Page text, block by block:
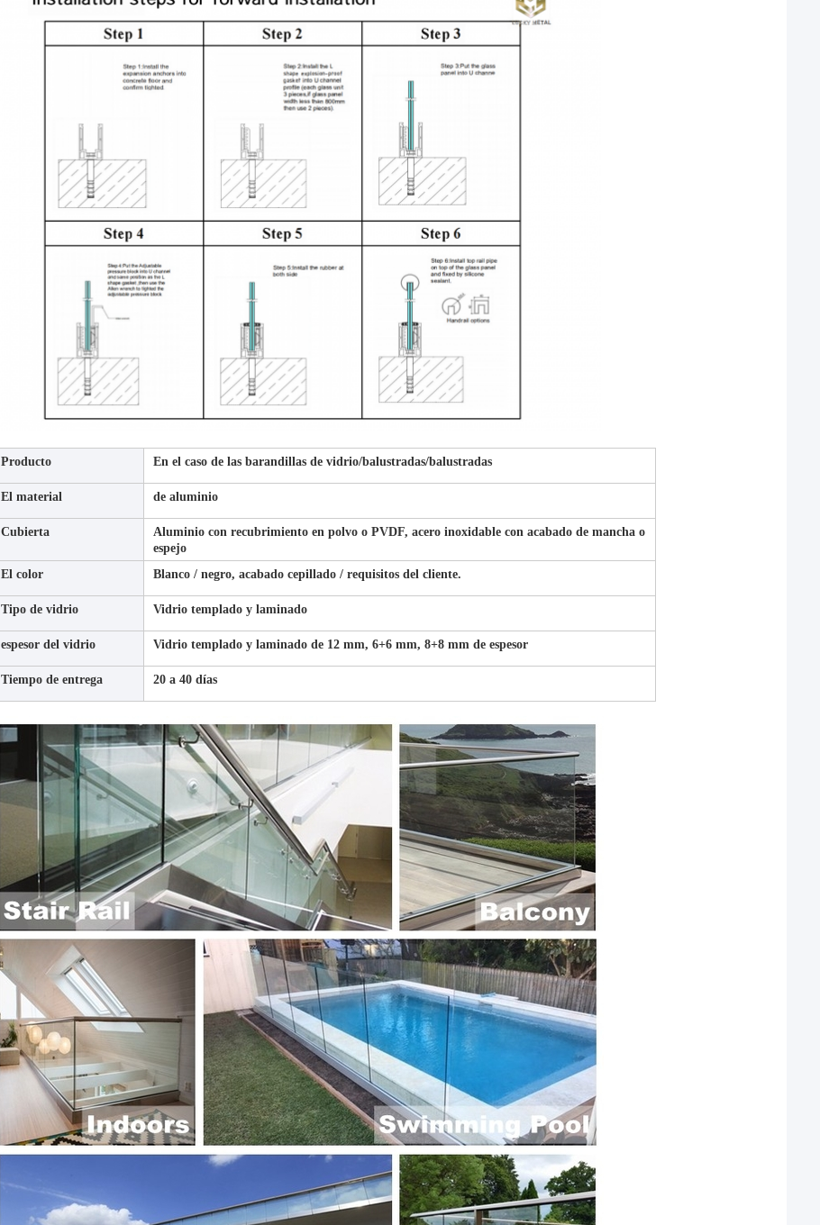
Producto En el caso de las barandillas de vidrio/balustradas/balustradas
El material de aluminio
Cubierta
Aluminio con recubrimiento en polvo o PVDF, acero inoxidable con acabado de mancha o
espejo
El color
Blanco / negro, acabado cepillado / requisitos del cliente.
Tipo de vidrio Vidrio templado y laminado
espesor del vidrio Vidrio templado y laminado de 12 mm, 6+6 mm, 8+8 mm de espesor
Tiempo de entrega 20 a 40 días